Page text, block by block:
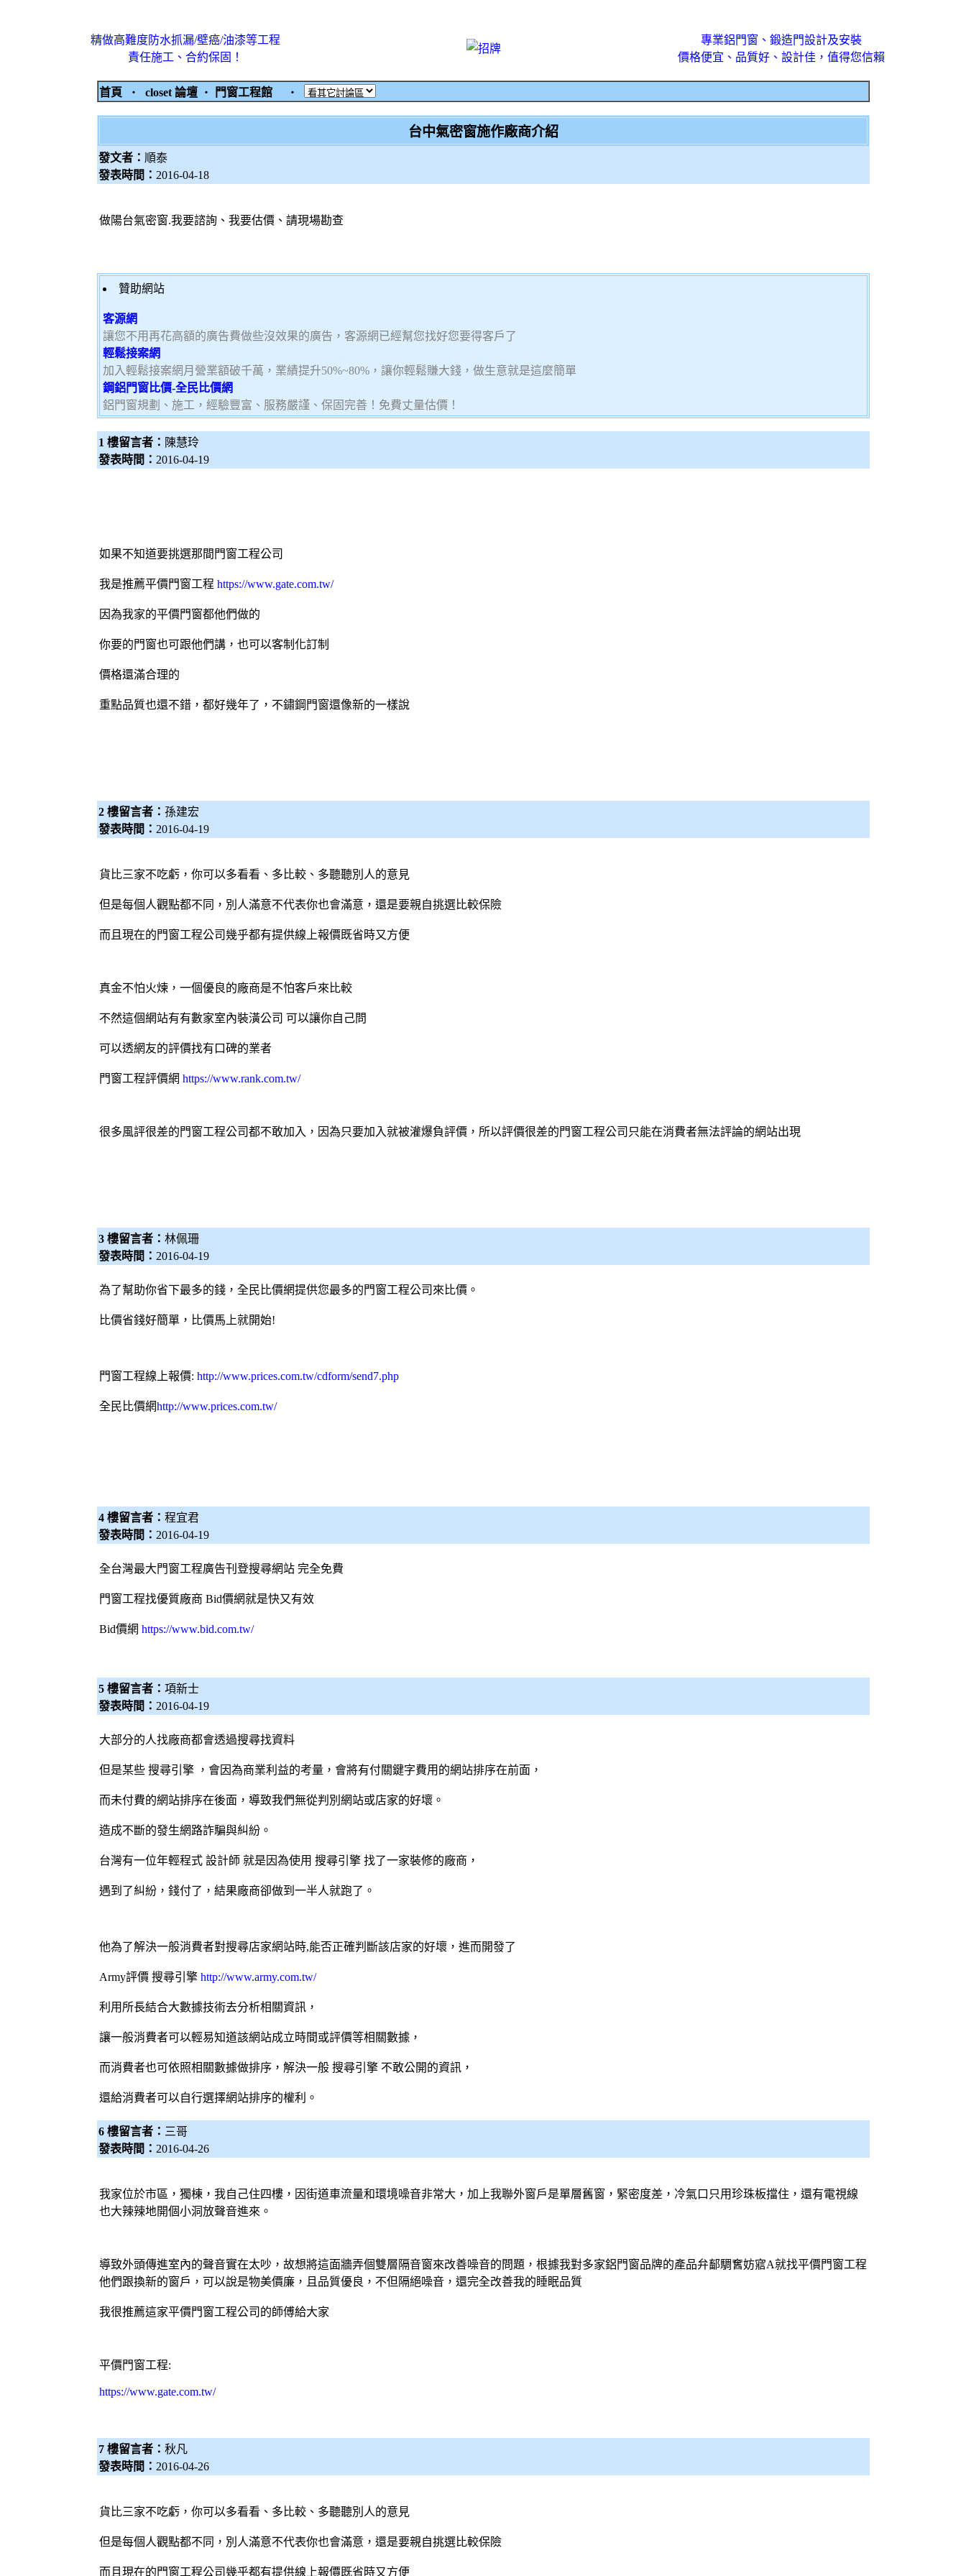
精做高難度防水抓漏/壁癌/油漆等工程
責任施工、合約保固！
專業鋁門窗、鍛造門設計及安裝
價格便宜、品質好、設計佳，值得您信賴
首頁 ‧ closet 論壇 ‧ 門窗工程館 ‧
台中氣密窗施作廠商介紹
發文者： 順泰
發表時間： 2016-04-18
做陽台氣密窗.我要諮詢、我要估價、請現場勘查
贊助網站
客源網
讓您不用再花高額的廣告費做些沒效果的廣告，客源網已經幫您找好您要得客戶了
輕鬆接案網
加入輕鬆接案網月營業額破千萬，業績提升50%~80%，讓你輕鬆賺大錢，做生意就是這麼簡單
鋼鋁門窗比價-全民比價網
鋁門窗規劃、施工，經驗豐富、服務嚴謹、保固完善！免費丈量估價！
1 樓留言者： 陳慧玲
發表時間： 2016-04-19
如果不知道要挑選那間 門窗工程公司
我是推薦平價門窗工程 https://www.gate.com.tw/
因為我家的平價門窗都他們做的
你要的門窗也可跟他們講，也可以客制化訂制
價格還滿合理的
重點品質也還不錯，都好幾年了，不鏽鋼門窗還像新的一樣說
2 樓留言者： 孫建宏
發表時間： 2016-04-19
貨比三家不吃虧，你可以多看看、多比較、多聽聽別人的意見
但是每個人觀點都不同，別人滿意不代表你也會滿意，還是要親自挑選比較保險
而且現在的門窗工程公司幾乎都有提供線上報價既省時又方便
真金不怕火煉，一個優良的廠商是不怕客戶來比較
不然這個網站有有數家室內裝潢公司 可以讓你自己問
可以透網友的評價找有口碑的業者
門窗工程評價網 https://www.rank.com.tw/
很多風評很差的門窗工程公司都不敢加入，因為只要加入就被灌爆負評價，所以評價很差的門窗工程公司只能在消費者無法評論的網站出現
3 樓留言者： 林佩珊
發表時間： 2016-04-19
為了幫助你省下最多的錢， 全民比價網提供您最多的門窗工程公司來比價。
比價省錢好簡單，比價馬上就開始!
門窗工程線上報價: http://www.prices.com.tw/cdform/send7.php
全民比價網http://www.prices.com.tw/
4 樓留言者： 程宜君
發表時間： 2016-04-19
全台灣最大門窗工程廣告刊登搜尋網站 完全免費
門窗工程找優質廠商 Bid價網就是快又有效
Bid價網 https://www.bid.com.tw/
5 樓留言者： 項新士
發表時間： 2016-04-19
大部分的人找廠商都會透過搜尋找資料
但是某些 搜尋引擎，會因為商業利益的考量，會將有付關鍵字費用的網站排序在前面，
而未付費的網站排序在後面，導致我們無從判別網站或店家的好壞。
造成不斷的發生網路詐騙與糾紛。
台灣有一位年輕程式 設計師 就是因為使用 搜尋引擎找了一家裝修的廠商，
遇到了糾紛，錢付了，結果廠商卻做到一半人就跑了。
他為了解決一般消費者對搜尋店家網站時,能否正確判斷該店家的好壞，進而開發了
Army評價 搜尋引擎 http://www.army.com.tw/
利用所長結合大數據技術去分析相關資訊，
讓一般消費者可以輕易知道該網站成立時間或評價等相關數據，
而消費者也可依照相關數據做排序，解決一般 搜尋引擎不敢公開的資訊，
還給消費者可以自行選擇網站排序的權利。
6 樓留言者： 三哥
發表時間： 2016-04-26
我家位於市區，獨棟，我自己住四樓，因街道車流量和環境噪音非常大，加上我聯外窗戶是單層舊窗，緊密度差，冷氣口只用珍珠板擋住，還有電視線
也大辣辣地開個小洞放聲音進來。
導致外頭傳進室內的聲音實在太吵，故想將這面牆弄個雙層隔音窗來改善噪音的問題，根據我對多家鋁門窗品牌的產品弁鄐騆𡚒妨寣A就找平價門窗工程
他們跟換新的窗戶，可以說是物美價廉，且品質優良，不但隔絕噪音，還完全改善我的睡眠品質
我很推薦這家平價門窗工程公司的師傅給大家
平價門窗工程:
https://www.gate.com.tw/
7 樓留言者： 秋凡
發表時間： 2016-04-26
貨比三家不吃虧，你可以多看看、多比較、多聽聽別人的意見
但是每個人觀點都不同，別人滿意不代表你也會滿意，還是要親自挑選比較保險
而且現在的門窗工程公司幾乎都有提供線上報價既省時又方便